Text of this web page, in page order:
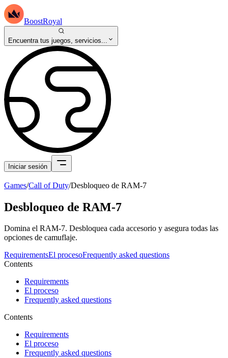
BoostRoyal
Encuentra tus juegos, servicios...
Iniciar sesión
Games/Call of Duty/Desbloqueo de RAM-7
Desbloqueo de RAM-7
Domina el RAM-7. Desbloquea cada accesorio y asegura todas las
opciones de camuflaje.
RequirementsEl procesoFrequently asked questions
Contents
Requirements
El proceso
Frequently asked questions
Contents
Requirements
El proceso
Frequently asked questions